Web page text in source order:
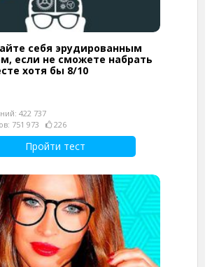
себя эрудированным
если не сможете набрать
хотя бы 8/10
422 737
751 973
226
Пройти тест